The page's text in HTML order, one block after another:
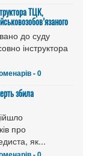
ТЦК,
до суду
інструктора
- 0
збила
про
як...